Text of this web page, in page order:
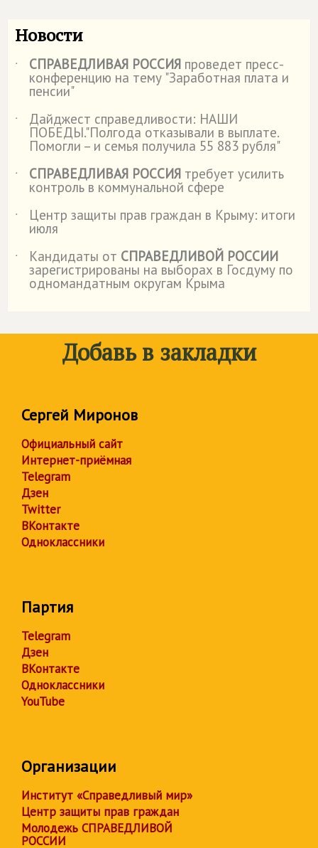
Новости
˙ СПРАВЕДЛИВАЯ РОССИЯ проведет пресс-
конференцию на тему "Заработная плата и
пенсии"
˙
Дайджест справедливости: НАШИ
ПОБЕДЫ."Полгода отказывали в выплате.
Помогли – и семья получила 55 883 рубля"
˙
СПРАВЕДЛИВАЯ РОССИЯ требует усилить
контроль в коммунальной сфере
˙
Центр защиты прав граждан в Крыму: итоги
июля
˙
Кандидаты от СПРАВЕДЛИВОЙ РОССИИ
зарегистрированы на выборах в Госдуму по
одномандатным округам Крыма
Добавь в закладки
Сергей Миронов
Официальный сайт
Интернет-приёмная
Telegram
Дзен
Twitter
ВКонтакте
Одноклассники
Партия
Telegram
Дзен
ВКонтакте
Одноклассники
YouTube
Организации
Институт «Справедливый мир»
Центр защиты прав граждан
Молодежь СПРАВЕДЛИВОЙ
РОССИИ